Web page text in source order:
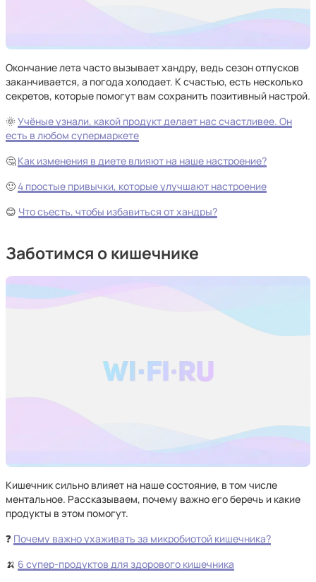
Окончание лета часто вызывает хандру, ведь сезон отпусков
заканчивается, а погода холодает. К счастью, есть несколько
секретов, которые помогут вам сохранить позитивный настрой.
🌞 Учёные узнали, какой продукт делает нас счастливее. Он
есть в любом супермаркете
🤔 Как изменения в диете влияют на наше настроение?
🙂4 простые привычки, которые улучшают настроение
😊 Что съесть, чтобы избавиться от хандры?
Заботимся о кишечнике
Кишечник сильно влияет на наше состояние, в том числе
ментальное. Рассказываем, почему важно его беречь и какие
продукты в этом помогут.
❓ Почему важно ухаживать за микробиотой кишечника?
🍌 6 супер-продуктов для здорового кишечника